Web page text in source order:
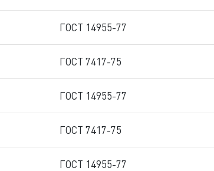
ГОСТ 14955-77
ГОСТ 7417-75
ГОСТ 14955-77
ГОСТ 7417-75
ГОСТ 14955-77